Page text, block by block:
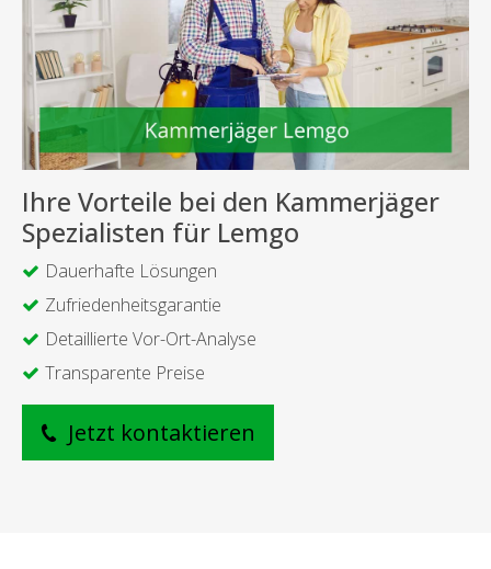
Ihre Vorteile bei den Kammerjäger
Spezialisten für Lemgo
Dauerhafte Lösungen
Zufriedenheitsgarantie
Detaillierte Vor-Ort-Analyse
Transparente Preise
Jetzt kontaktieren